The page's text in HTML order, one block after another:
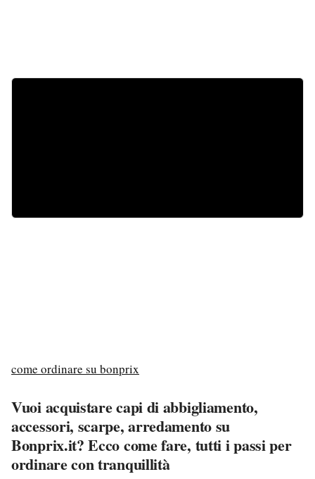
come ordinare su bonprix
Vuoi acquistare capi di abbigliamento,
accessori, scarpe, arredamento su
Bonprix.it? Ecco come fare, tutti i passi per
ordinare con tranquillità